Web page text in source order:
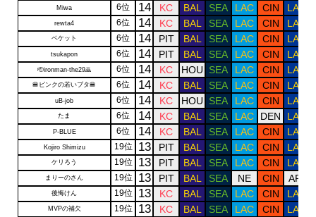
Miwa 6位 14 KC BAL SEA LAC CIN LAR
rewta4 6位 14 KC BAL SEA LAC CIN LAR
ベケット 6位 14 PIT BAL SEA LAC CIN LAR
tsukapon 6位 14 PIT BAL SEA LAC CIN LAR
🫡ironman-the29🙇 6位 14 KC HOU SEA LAC CIN LAR
🍔ピンクの若いブタ🍔 6位 14 KC BAL SEA LAC CIN LAR
uB-job 6位 14 KC HOU SEA LAC CIN LAR
たま 6位 14 KC BAL SEA LAC DEN LAR
P-BLUE 6位 14 KC BAL SEA LAC CIN LAR
Kojiro Shimizu 19位 13 PIT BAL SEA LAC CIN LAR
ケリろう 19位 13 PIT BAL SEA LAC CIN LAR
まりーのさん 19位 13 PIT BAL SEA NE CIN ARI
後悔けん 19位 13 KC BAL SEA LAC CIN LAR
MVPの補欠 19位 13 KC BAL SEA LAC CIN LAR